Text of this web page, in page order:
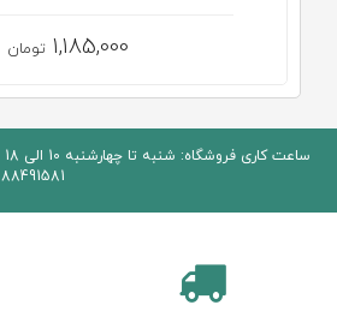
1,185,000 تومان
ساعت کاری فروشگاه: شنبه تا چهارشنبه 10 الی 18 پنجشنبه 10 الی 15
88491581 - 021